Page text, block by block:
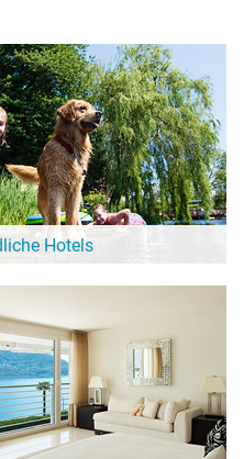
Hotels
von der Schmöldesee heißen auch
bei sich willkommen!